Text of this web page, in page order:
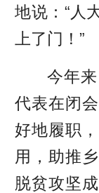
地说：“人
上了门！”
今年
代表在闭
好地履职
用，助推
脱贫攻坚